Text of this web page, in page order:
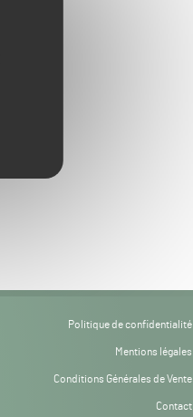
Politique de confidentialité
Mentions légales
Conditions Générales de Vente
Contact